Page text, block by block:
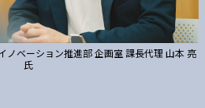
ベーション推進部 企画室 課長代理 山本 亮
氏